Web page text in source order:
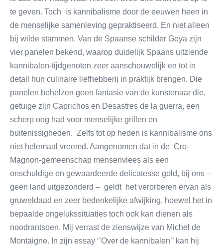
te geven. Toch is kannibalisme door de eeuwen heen in
de menselijke samenleving gepraktiseerd. En niet alleen
bij wilde stammen. Van de Spaanse schilder Goya zijn
vier panelen bekend, waarop duidelijk Spaans uitziende
kannibalen-tijdgenoten zeer aanschouwelijk en tot in
detail hun culinaire liefhebberij in praktijk brengen. Die
panelen behelzen geen fantasie van de kunstenaar die,
getuige zijn Caprichos en Desastres de la guerra, een
scherp oog had voor menselijke grillen en
buitenissigheden. Zelfs tot op heden is kannibalisme ons
niet helemaal vreemd. Aangenomen dat in de Cro-
Magnon-gemeenschap mensenvlees als een
onschuldige en gewaardeerde delicatesse gold, bij ons –
geen land uitgezonderd – geldt het verorberen ervan als
gruweldaad en zeer bedenkelijke afwijking, hoewel het in
bepaalde ongelukssituaties toch ook kan dienen als
noodrantsoen. Mij verrast de zienswijze van Michel de
Montaigne. In zijn essay ‘’Over de kannibalen’’ kan hij